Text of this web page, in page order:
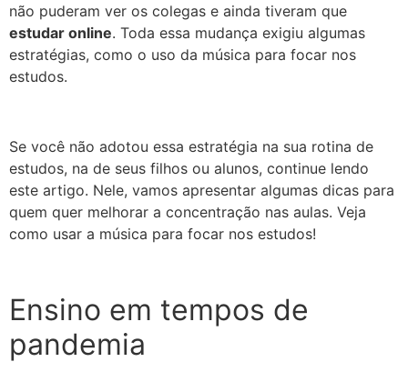
não puderam ver os colegas e ainda tiveram que
estudar online. Toda essa mudança exigiu algumas
estratégias, como o uso da música para focar nos
estudos.
Se você não adotou essa estratégia na sua rotina de
estudos, na de seus filhos ou alunos, continue lendo
este artigo. Nele, vamos apresentar algumas dicas para
quem quer melhorar a concentração nas aulas. Veja
como usar a música para focar nos estudos!
Ensino em tempos de
pandemia